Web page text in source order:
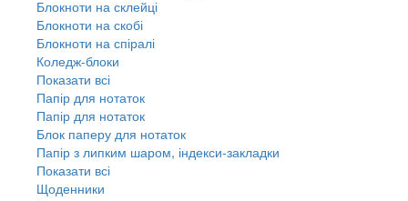
Блокноти на склейці
Блокноти на скобі
Блокноти на спіралі
Коледж-блоки
Показати всі
Папір для нотаток
Папір для нотаток
Блок паперу для нотаток
Папір з липким шаром, індекси-закладки
Показати всі
Щоденники